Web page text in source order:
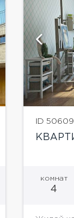
ID 50609
комнат
4